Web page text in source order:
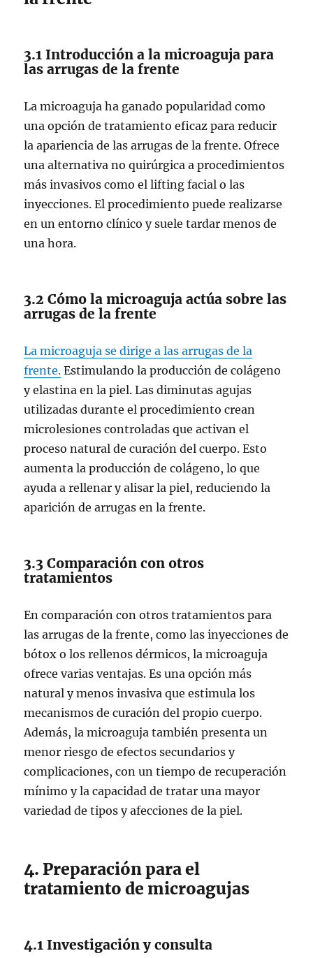
3.1 Introducción a la microaguja para
las arrugas de la frente
La microaguja ha ganado popularidad como
una opción de tratamiento eficaz para reducir
la apariencia de las arrugas de la frente. Ofrece
una alternativa no quirúrgica a procedimientos
más invasivos como el lifting facial o las
inyecciones. El procedimiento puede realizarse
en un entorno clínico y suele tardar menos de
una hora.
3.2 Cómo la microaguja actúa sobre las
arrugas de la frente
La microaguja se dirige a las arrugas de la
frente. Estimulando la producción de colágeno
y elastina en la piel. Las diminutas agujas
utilizadas durante el procedimiento crean
microlesiones controladas que activan el
proceso natural de curación del cuerpo. Esto
aumenta la producción de colágeno, lo que
ayuda a rellenar y alisar la piel, reduciendo la
aparición de arrugas en la frente.
3.3 Comparación con otros
tratamientos
En comparación con otros tratamientos para
las arrugas de la frente, como las inyecciones de
bótox o los rellenos dérmicos, la microaguja
ofrece varias ventajas. Es una opción más
natural y menos invasiva que estimula los
mecanismos de curación del propio cuerpo.
Además, la microaguja también presenta un
menor riesgo de efectos secundarios y
complicaciones, con un tiempo de recuperación
mínimo y la capacidad de tratar una mayor
variedad de tipos y afecciones de la piel.
4. Preparación para el
tratamiento de microagujas
4.1 Investigación y consulta